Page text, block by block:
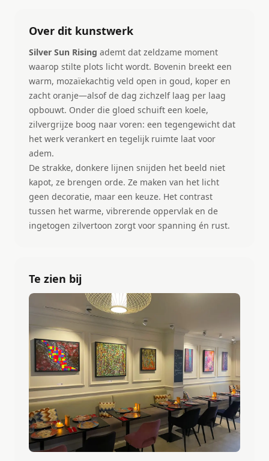
Over dit kunstwerk
Silver Sun Rising ademt dat zeldzame moment
waarop stilte plots licht wordt. Bovenin breekt een
warm, mozaïekachtig veld open in goud, koper en
zacht oranje—alsof de dag zichzelf laag per laag
opbouwt. Onder die gloed schuift een koele,
zilvergrijze boog naar voren: een tegengewicht dat
het werk verankert en tegelijk ruimte laat voor
adem.
De strakke, donkere lijnen snijden het beeld niet
kapot, ze brengen orde. Ze maken van het licht
geen decoratie, maar een keuze. Het contrast
tussen het warme, vibrerende oppervlak en de
ingetogen zilvertoon zorgt voor spanning én rust.
Te zien bij